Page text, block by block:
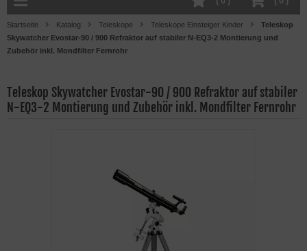
Startseite Katalog Teleskope Teleskope Einsteiger Kinder
Teleskop
Skywatcher Evostar-90 / 900 Refraktor auf stabiler N-EQ3-2 Montierung und
Zubehör inkl. Mondfilter Fernrohr
Teleskop Skywatcher Evostar-90 / 900 Refraktor auf stabiler
N-EQ3-2 Montierung und Zubehör inkl. Mondfilter Fernrohr